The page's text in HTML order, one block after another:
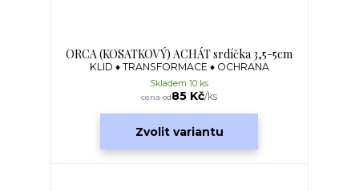
ORCA (KOSATKOVÝ) ACHÁT srdíčka 3,5-5cm
KLID ♦ TRANSFORMACE ♦ OCHRANA
cena od85 Kč/ks
Skladem 10 ks
Zvolit variantu